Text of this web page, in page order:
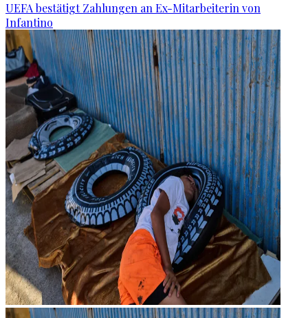
UEFA bestätigt Zahlungen an Ex-Mitarbeiterin von
Infantino